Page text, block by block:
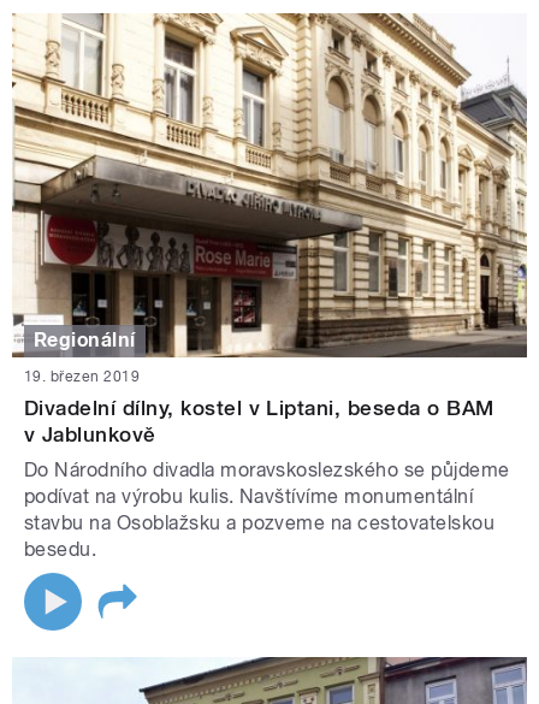
Regionální
19. březen 2019
Divadelní dílny, kostel v Liptani, beseda o BAM
v Jablunkově
Do Národního divadla moravskoslezského se půjdeme
podívat na výrobu kulis. Navštívíme monumentální
stavbu na Osoblažsku a pozveme na cestovatelskou
besedu.